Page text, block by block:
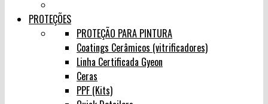
PROTEÇÕES
PROTEÇÃO PARA PINTURA
Coatings Cerâmicos (vitrificadores)
Linha Certificada Gyeon
Ceras
PPF (Kits)